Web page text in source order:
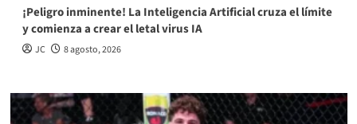
¡Peligro inminente! La Inteligencia Artificial cruza el límite
y comienza a crear el letal virus IA
JC 8 agosto, 2026